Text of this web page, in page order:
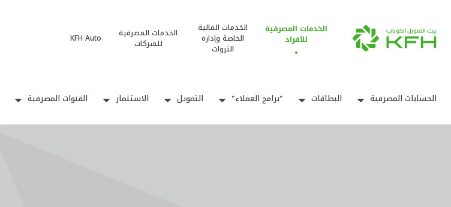
الخدمات المصرفية
للأفراد
الخدمات المالية
الخاصة وإدارة
الثروات
الخدمات المصرفية
للشركات
KFH Auto
الحسابات المصرفية البطاقات "برامج العملاء" التمويل الاستثمار القنوات المصرفية